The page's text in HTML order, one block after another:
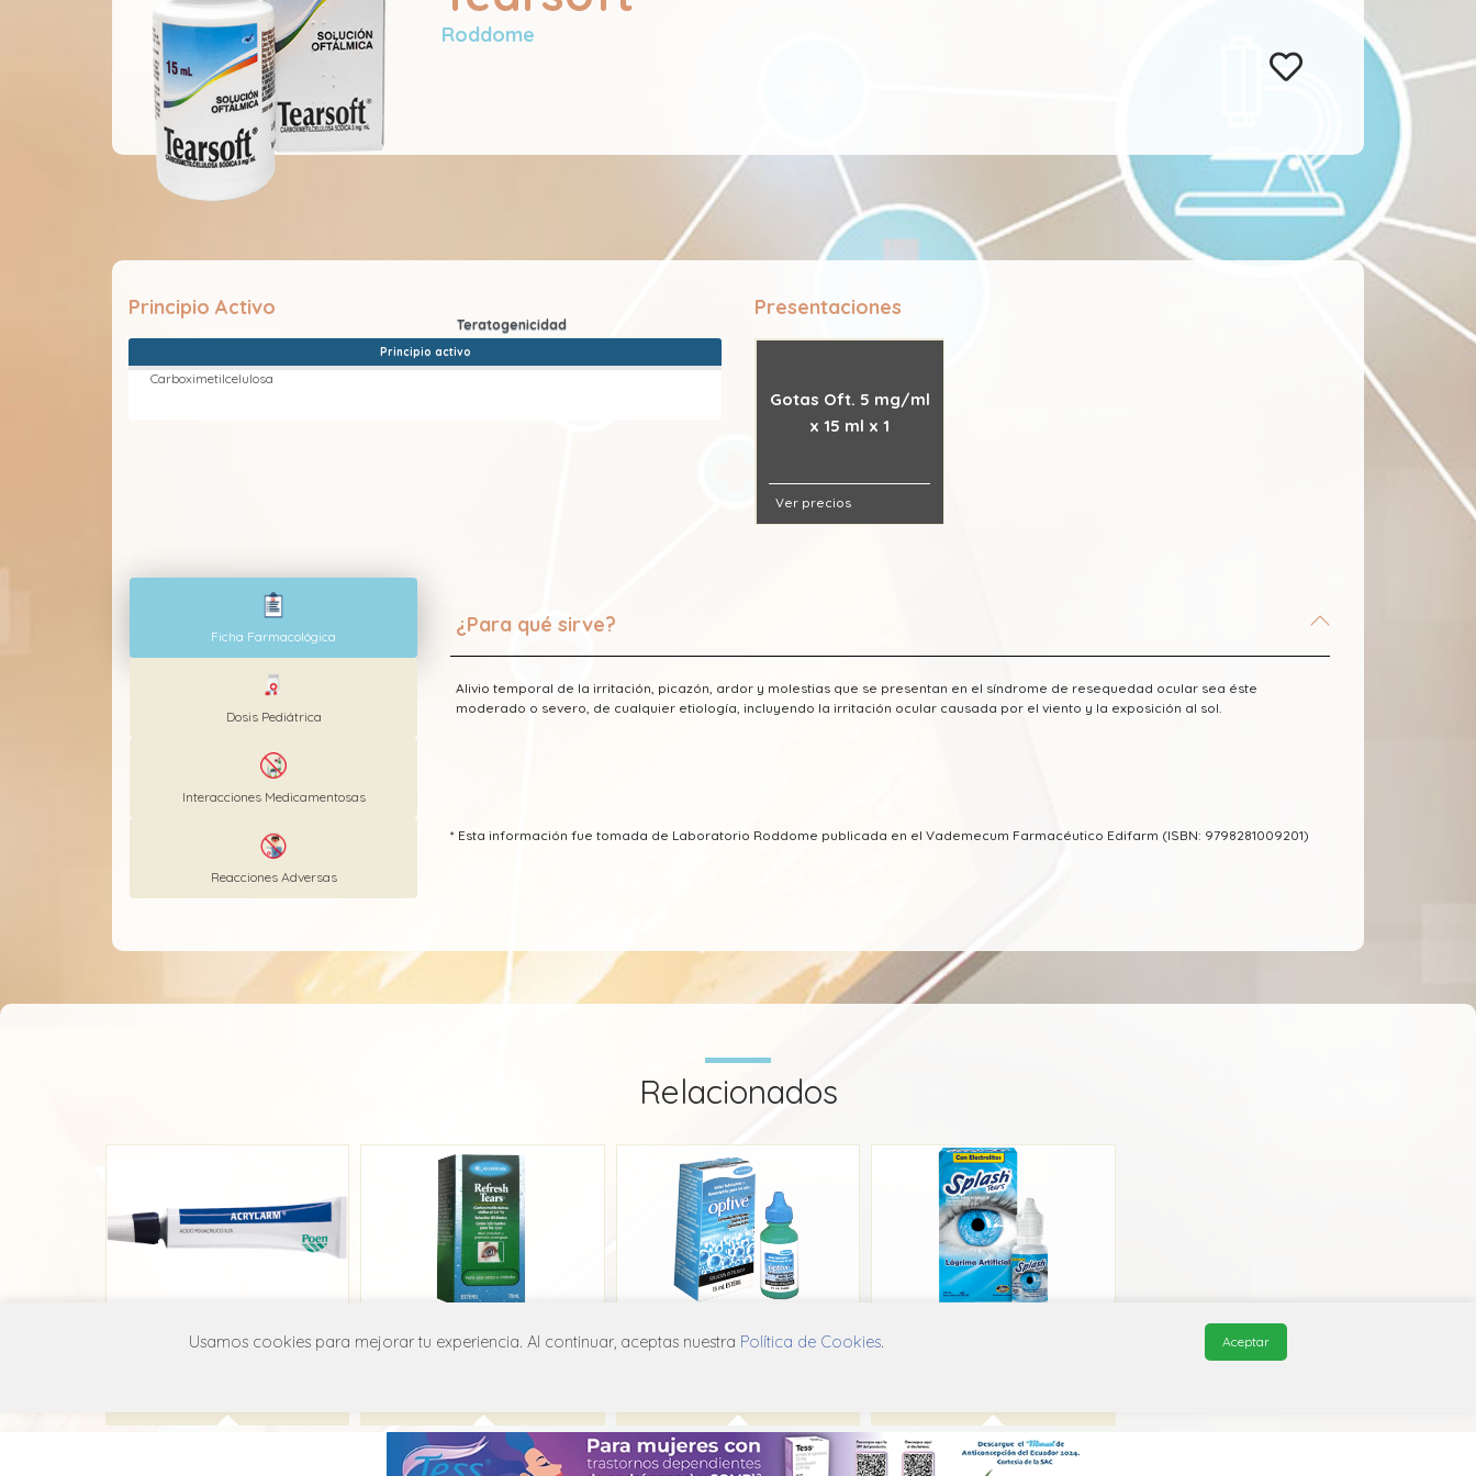
Roddome
Principio Activo
Principio activo
Carboximetilcelulosa
Presentaciones
Gotas Oft. 5 mg/ml
x 15 ml x 1
Ver precios
Ficha Farmacológica
Dosis Pediátrica
Interacciones Medicamentosas
Reacciones Adversas
¿Para qué sirve?
Alivio temporal de la irritación, picazón, ardor y molestias que se presentan en el síndrome de resequedad ocular sea éste
moderado o severo, de cualquier etiología, incluyendo la irritación ocular causada por el viento y la exposición al sol.
* Esta información fue tomada de Laboratorio Roddome publicada en el Vademecum Farmacéutico Edifarm (ISBN: 9798281009201)
Relacionados
Acrylarm Gel Refresh Tears Optive
Usamos cookies para mejorar tu experiencia. Al continuar, aceptas nuestra Política de Cookies. Aceptar